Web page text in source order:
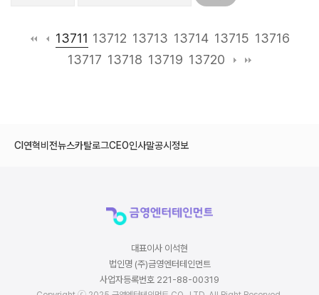
13711 13712 13713 13714 13715 13716
13717 13718 13719 13720
CI 연혁비전뉴스카탈로그CEO인사말공시정보
대표이사 이석현
법인명 (주)금영엔터테인먼트
사업자등록번호 221-88-00319